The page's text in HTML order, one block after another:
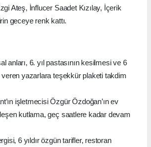
Ateş, İnflucer Saadet Kızılay, İçerik
geceye renk kattı.
anları, 6. yıl pastasının kesilmesi ve 6
veren yazarlara teşekkür plaketi takdim
işletmecisi Özgür Özdoğan’ın ev
kutlama, geç saatlere kadar devam
6 yıldır özgün tarifler, restoran